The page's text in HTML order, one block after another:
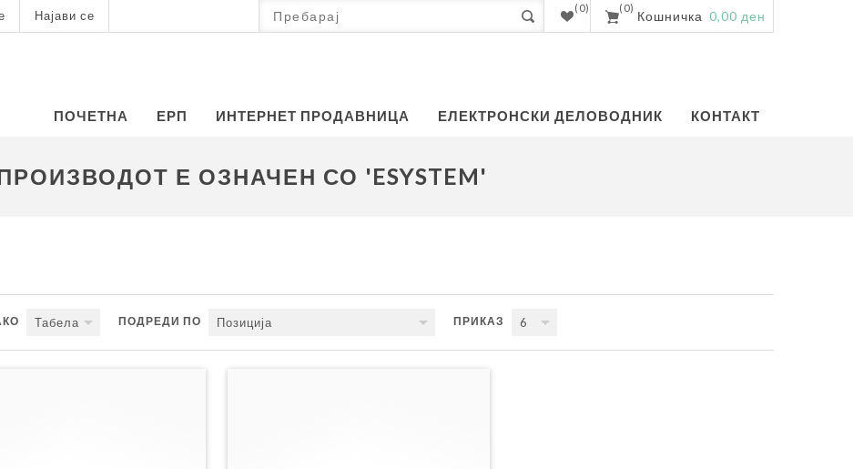
Најави се
(0) (0)
Кошничка 0,00 ден
ПОЧЕТНА ЕРП ИНТЕРНЕТ ПРОДАВНИЦА ЕЛЕКТРОНСКИ ДЕЛОВОДНИК КОНТАКТ
Е ОЗНАЧЕН СО 'ESYSTEM'
Табела ПОДРЕДИ ПО Позиција ПРИКАЗ 6